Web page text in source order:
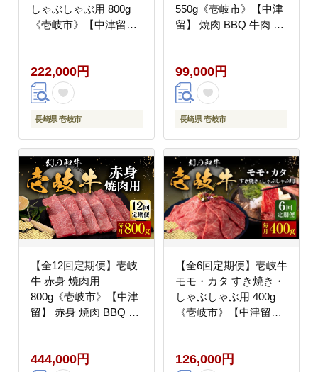
しゃぶしゃぶ用 800g
《壱岐市》【中津留】
[JFS058] 200000
200000円 20万円
222,000円
長崎県 壱岐市
550g《壱岐市》【中津
留】 焼肉 BBQ 牛肉 赤
99,000円
長崎県 壱岐市
【全12回定期便】壱岐
牛 赤身 焼肉用
800g《壱岐市》【中津
留】 赤身 焼肉 BBQ 牛
444,000円
【全6回定期便】壱岐牛
モモ・カタ すき焼き・
しゃぶしゃぶ用 400g
《壱岐市》【中津留】
[JFS055] 100000
126,000円